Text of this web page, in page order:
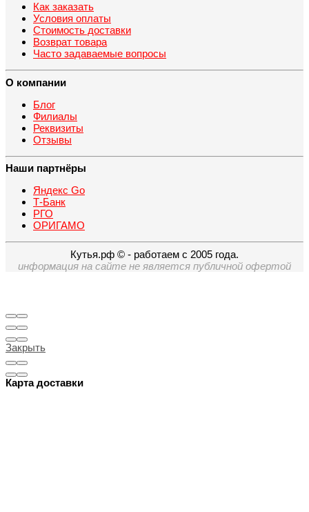
Как заказать
Условия оплаты
Стоимость доставки
Возврат товара
Часто задаваемые вопросы
О компании
Блог
Филиалы
Реквизиты
Отзывы
Наши партнёры
Яндекс Go
Т-Банк
РГО
ОРИГАМО
Кутья.рф © - работаем с 2005 года.
информация на сайте не является публичной офертой
Закрыть
Карта доставки